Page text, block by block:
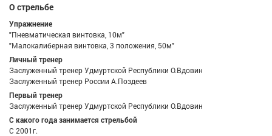
О стрельбе
Упражнение
"Пневматическая винтовка, 10м"
"Малокалиберная винтовка, 3 положения, 50м"
Личный тренер
Заслуженный тренер Удмуртской Республики О.Вдовин
Заслуженный тренер России А.Поздеев
Первый тренер
Заслуженный тренер Удмуртской Республики О.Вдовин
С какого года занимается стрельбой
С 2001г.